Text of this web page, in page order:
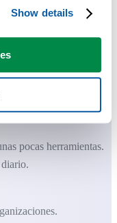
Show details
de fácil.
formación.
pocas herramientas.